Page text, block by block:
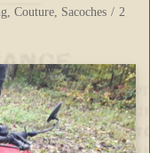
Couture Sacoches
2